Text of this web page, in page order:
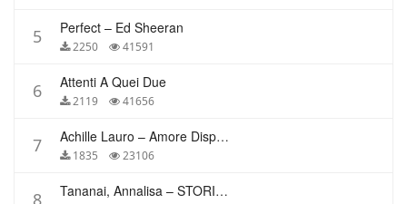
5 Perfect – Ed Sheeran
2250 41591
6 Attenti A Quei Due
2119 41656
7 Achille Lauro – Amore Disperato
1835 23106
8 Tananai, Annalisa – STORIE BREVI